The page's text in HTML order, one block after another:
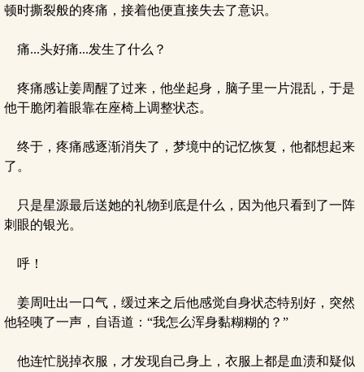
顿时撕裂般的疼痛，接着他便直接失去了意识。
痛...头好痛...发生了什么？
疼痛感让姜周醒了过来，他坐起身，脑子里一片混乱，于是
他干脆闭着眼靠在座椅上调整状态。
终于，疼痛感逐渐消失了，梦境中的记忆恢复，他都想起来
了。
只是星源最后送她的礼物到底是什么，因为他只看到了一阵
刺眼的银光。
呼！
姜周吐出一口气，缓过来之后他感觉自身状态特别好，突然
他轻咦了一声，自语道：“我怎么浑身黏糊糊的？”
他连忙脱掉衣服，才发现自己身上，衣服上都是血渍和疑似